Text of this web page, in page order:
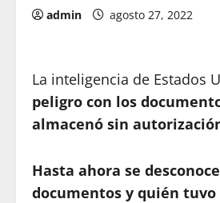
admin agosto 27, 2022
La inteligencia de Estados
peligro con los
almacenó sin
Hasta ahora se
documentos y quién tuvo